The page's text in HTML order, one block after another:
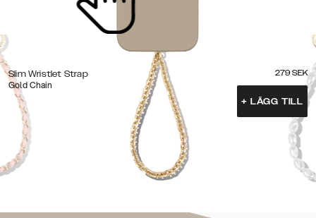
Slim Wristlet Strap
Gold Chain
279 SEK
+ LÄGG TILL